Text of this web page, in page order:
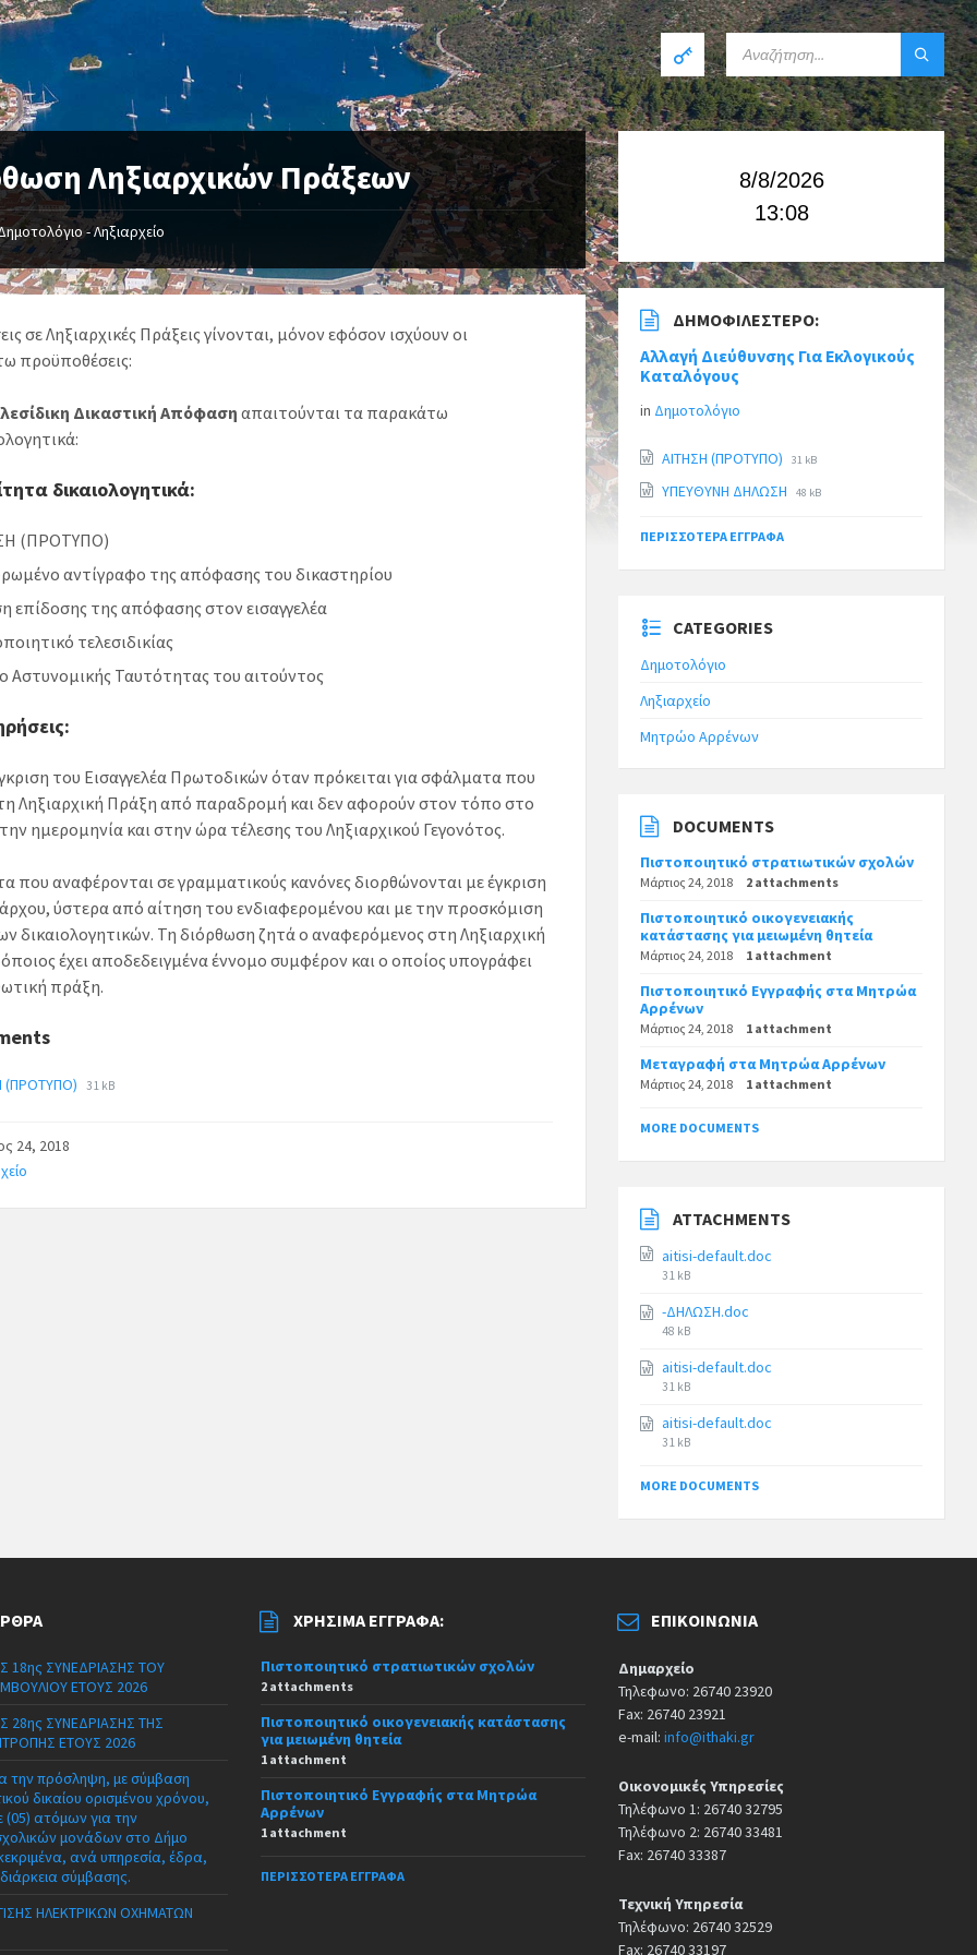
Ληξιαρχικών Πράξεων
- Ληξιαρχείο
σε Ληξιαρχικές Πράξεις γίνονται, μόνον εφόσον ισχύουν οι
προϋποθέσεις:
Δικαστική Απόφασηαπαιτούνται τα παρακάτω
δικαιολογητικά:
(ΠΡΟΤΥΠΟ)
αντίγραφο της απόφασης του δικαστηρίου
επίδοσης της απόφασης στον εισαγγελέα
τελεσιδικίας
Αστυνομικής Ταυτότητας του αιτούντος
του Εισαγγελέα Πρωτοδικών όταν πρόκειται για σφάλματα που
Ληξιαρχική Πράξη από παραδρομή και δεν αφορούν στον τόπο στο
ημερομηνία και στην ώρα τέλεσης του Ληξιαρχικού Γεγονότος.
που αναφέρονται σε γραμματικούς κανόνες διορθώνονται με έγκριση
ύστερα από αίτηση του ενδιαφερομένου και με την προσκόμιση
δικαιολογητικών. Τη διόρθωση ζητά ο αναφερόμενος στη Ληξιαρχική
έχει αποδεδειγμένα έννομο συμφέρον και ο οποίος υπογράφει
πράξη.
(ΠΡΟΤΥΠΟ) 31 kB
24, 2018
8/8/2026
13:08
ΔΗΜΟΦΙΛΈΣΤΕΡΟ:
Αλλαγή Διεύθυνσης Για Εκλογικούς
Καταλόγους
in Δημοτολόγιο
ΑΙΤΗΣΗ (ΠΡΟΤΥΠΟ) 31 kB
ΥΠΕΥΘΥΝΗ ΔΗΛΩΣΗ 48 kB
ΠΕΡΙΣΣΌΤΕΡΑ ΈΓΓΡΑΦΑ
CATEGORIES
Δημοτολόγιο
Ληξιαρχείο
Μητρώο Αρρένων
DOCUMENTS
Πιστοποιητικό στρατιωτικών σχολών
Μάρτιος 24, 2018 2 attachments
Πιστοποιητικό οικογενειακής
κατάστασης για μειωμένη θητεία
Μάρτιος 24, 2018 1 attachment
Πιστοποιητικό Εγγραφής στα Μητρώα
Αρρένων
Μάρτιος 24, 2018 1 attachment
Μεταγραφή στα Μητρώα Αρρένων
Μάρτιος 24, 2018 1 attachment
MORE DOCUMENTS
ATTACHMENTS
aitisi-default.doc
31 kB
-ΔΗΛΩΣΗ.doc
48 kB
aitisi-default.doc
31 kB
aitisi-default.doc
31 kB
MORE DOCUMENTS
18ης ΣΥΝΕΔΡΙΑΣΗΣ ΤΟΥ
ΕΤΟΥΣ 2026
28ης ΣΥΝΕΔΡΙΑΣΗΣ ΤΗΣ
ΕΤΟΥΣ 2026
την πρόσληψη, με σύμβαση
δικαίου ορισμένου χρόνου,
(05) ατόμων για την
μονάδων στο Δήμο
ανά υπηρεσία, έδρα,
σύμβασης.
ΗΛΕΚΤΡΙΚΩΝ ΟΧΗΜΑΤΩΝ
ΧΡΉΣΙΜΑ ΈΓΓΡΑΦΑ:
Πιστοποιητικό στρατιωτικών σχολών
2 attachments
Πιστοποιητικό οικογενειακής κατάστασης
για μειωμένη θητεία
1 attachment
Πιστοποιητικό Εγγραφής στα Μητρώα
Αρρένων
1 attachment
ΠΕΡΙΣΣΌΤΕΡΑ ΈΓΓΡΑΦΑ
ΕΠΙΚΟΙΝΩΝΊΑ
Δημαρχείο
Τηλεφωνο: 26740 23920
Fax: 26740 23921
e-mail:info@ithaki.gr
Οικονομικές Υπηρεσίες
Τηλέφωνο 1: 26740 32795
Τηλέφωνο 2: 26740 33481
Fax: 26740 33387
Τεχνική Υπηρεσία
Τηλέφωνο: 26740 32529
Fax: 26740 33197